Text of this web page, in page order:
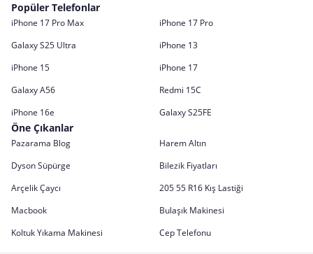
Popüler Telefonlar
iPhone 17 Pro Max
iPhone 17 Pro
Galaxy S25 Ultra
iPhone 13
iPhone 15
iPhone 17
Galaxy A56
Redmi 15C
iPhone 16e
Galaxy S25FE
Öne Çıkanlar
Pazarama Blog
Harem Altın
Dyson Süpürge
Bilezik Fiyatları
Arçelik Çaycı
205 55 R16 Kış Lastiği
Macbook
Bulaşık Makinesi
Koltuk Yıkama Makinesi
Cep Telefonu